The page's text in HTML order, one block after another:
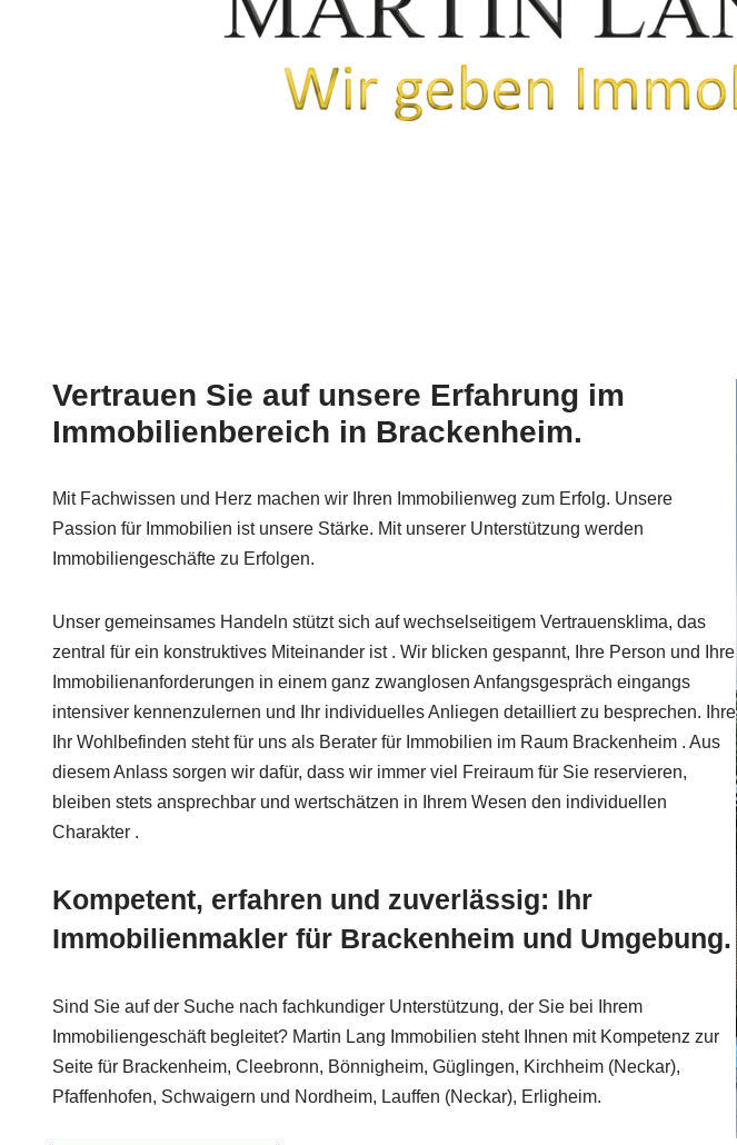
Vertrauen Sie auf unsere Erfahrung im
Immobilienbereich in Brackenheim.
Mit Fachwissen und Herz machen wir Ihren Immobilienweg zum Erfolg. Unsere
Passion für Immobilien ist unsere Stärke. Mit unserer Unterstützung werden
Immobiliengeschäfte zu Erfolgen.
Unser gemeinsames Handeln stützt sich auf wechselseitigem Vertrauensklima, das
zentral für ein konstruktives Miteinander ist . Wir blicken gespannt, Ihre Person und Ihre
Immobilienanforderungen in einem ganz zwanglosen Anfangsgespräch eingangs
intensiver kennenzulernen und Ihr individuelles Anliegen detailliert zu besprechen. Ihre
Ihr Wohlbefinden steht für uns als Berater für Immobilien im Raum Brackenheim . Aus
diesem Anlass sorgen wir dafür, dass wir immer viel Freiraum für Sie reservieren,
bleiben stets ansprechbar und wertschätzen in Ihrem Wesen den individuellen
Charakter .
Kompetent, erfahren und zuverlässig: Ihr
Immobilienmakler für Brackenheim und Umgebung.
Sind Sie auf der Suche nach fachkundiger Unterstützung, der Sie bei Ihrem
Immobiliengeschäft begleitet? Martin Lang Immobilien steht Ihnen mit Kompetenz zur
Seite für Brackenheim, Cleebronn, Bönnigheim, Güglingen, Kirchheim (Neckar),
Pfaffenhofen, Schwaigern und Nordheim, Lauffen (Neckar), Erligheim.